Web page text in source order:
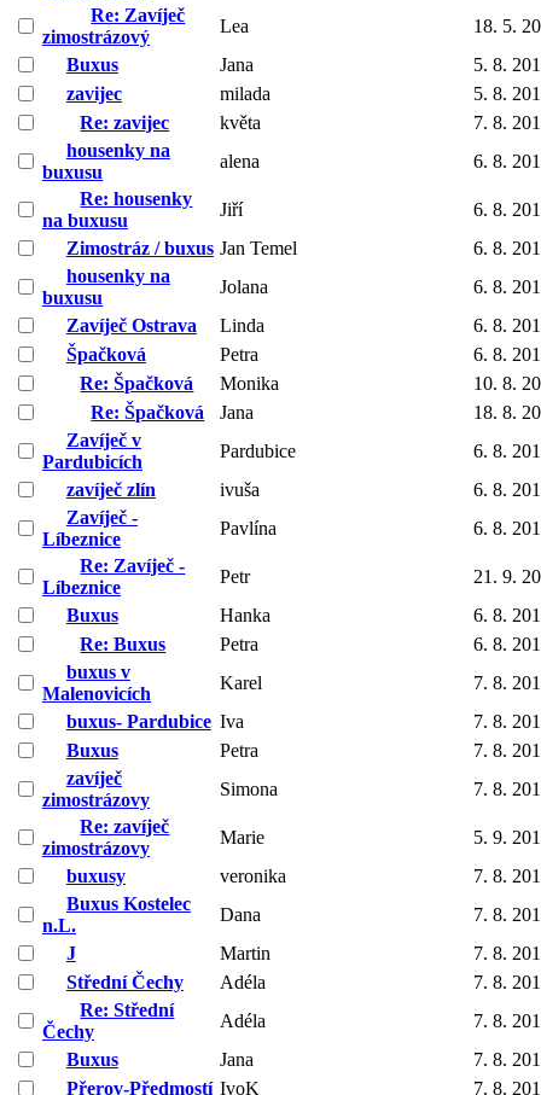
Re: Zavíječ
zimostrázový
Lea
18. 5.
Buxus
Jana
5. 8.
zavijec
milada
5. 8.
Re: zavijec
květa
7. 8.
housenky na
buxusu
alena
6. 8.
Re: housenky
na buxusu
Jiří
6. 8.
Zimostráz / buxus Jan Temel
6. 8.
housenky na
buxusu
Jolana
6. 8.
Zavíječ Ostrava
Linda
6. 8.
Špačková
Petra
6. 8.
Re: Špačková
Monika
10. 8.
Re: Špačková
Jana
18. 8.
Zavíječ v
Pardubicích
Pardubice
6. 8.
zavíječ zlín
ivuša
6. 8.
Zavíječ -
Líbeznice
Pavlína
6. 8.
Re: Zavíječ -
Líbeznice
Petr
21. 9.
Buxus
Hanka
6. 8.
Re: Buxus
Petra
6. 8.
buxus v
Malenovicích
Karel
7. 8.
buxus- Pardubice Iva
7. 8.
Buxus
Petra
7. 8.
zavíječ
zimostrázovy
Simona
7. 8.
Re: zavíječ
zimostrázovy
Marie
5. 9.
buxusy
veronika
7. 8.
Buxus Kostelec
n.L.
Dana
7. 8.
J
Martin
7. 8.
Střední Čechy
Adéla
7. 8.
Re: Střední
Čechy
Adéla
7. 8.
Buxus
Jana
7. 8.
Přerov-Předmostí IvoK 7. 8.